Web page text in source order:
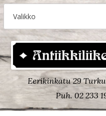
Eerikinkatu 29
Puh. 02 233